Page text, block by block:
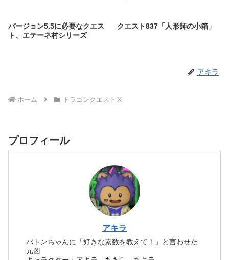
バージョン5.5に必要なクエス
ト、エテーネ村シリーズ
クエスト837「人形師の小箱」
アキラ
ホーム ドラゴンクエストⅩ
プロフィール
アキラ
バトンちゃんに「好きな素数を教えて！」と言わせた
元凶